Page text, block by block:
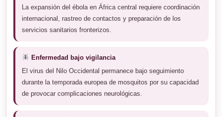
La expansión del ébola en África central requiere coordinación
internacional, rastreo de contactos y preparación de los
servicios sanitarios fronterizos.
Enfermedad bajo vigilancia
El virus del Nilo Occidental permanece bajo seguimiento
durante la temporada europea de mosquitos por su capacidad
de provocar complicaciones neurológicas.